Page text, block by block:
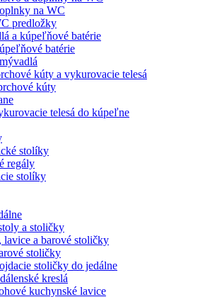
na WC
predložky
a kúpeľňové batérie
batérie
kúty a vykurovacie telesá
kúty
telesá do kúpeľne
stolíky
regály
stolíky
a stoličky
lavice a barové stoličky
stoličky
stoličky do jedálne
kreslá
kuchynské lavice